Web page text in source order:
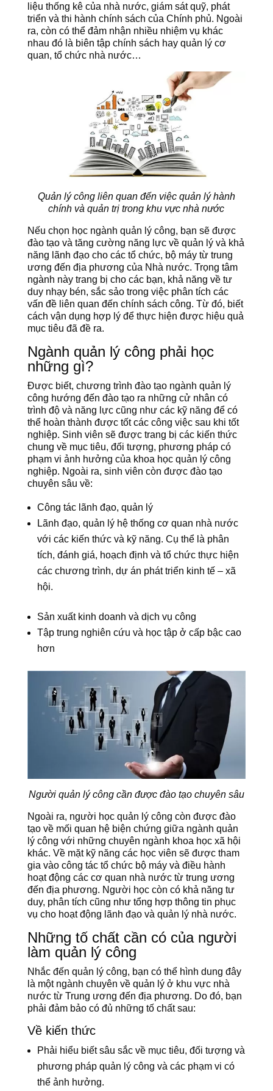
liệu thống kê của nhà nước, giám sát quỹ, phát
triển và thi hành chính sách của Chính phủ. Ngoài
ra, còn có thể đảm nhận nhiều nhiệm vụ khác
nhau đó là biên tập chính sách hay quản lý cơ
quan, tổ chức nhà nước…
Quản lý công liên quan đến việc quản lý hành
chính và quản trị trong khu vực nhà nước
Nếu chọn học ngành quản lý công, bạn sẽ được
đào tạo và tăng cường năng lực về quản lý và khả
năng lãnh đạo cho các tổ chức, bộ máy từ trung
ương đến địa phương của Nhà nước. Trọng tâm
ngành này trang bị cho các bạn, khả năng về tư
duy nhạy bén, sắc sảo trong việc phân tích các
vấn đề liên quan đến chính sách công. Từ đó, biết
cách vận dụng hợp lý để thực hiện được hiệu quả
mục tiêu đã đề ra.
Ngành quản lý công phải học
những gì?
Được biết, chương trình đào tạo ngành quản lý
công hướng đến đào tạo ra những cử nhân có
trình độ và năng lực cũng như các kỹ năng để có
thể hoàn thành được tốt các công việc sau khi tốt
nghiệp. Sinh viên sẽ được trang bị các kiến thức
chung về mục tiêu, đối tượng, phương pháp có
phạm vi ảnh hưởng của khoa học quản lý công
nghiệp. Ngoài ra, sinh viên còn được đào tạo
chuyên sâu về:
Công tác lãnh đạo, quản lý
Lãnh đạo, quản lý hệ thống cơ quan nhà nước
với các kiến thức và kỹ năng. Cụ thể là phân
tích, đánh giá, hoạch định và tổ chức thực hiện
các chương trình, dự án phát triển kinh tế – xã
hội.
Sản xuất kinh doanh và dịch vụ công
Tập trung nghiên cứu và học tập ở cấp bậc cao
hơn
Người quản lý công cần được đào tạo chuyên sâu
Ngoài ra, người học quản lý công còn được đào
tạo về mối quan hệ biện chứng giữa ngành quản
lý công với những chuyên ngành khoa học xã hội
khác. Về mặt kỹ năng các học viên sẽ được tham
gia vào công tác tổ chức bộ máy và điều hành
hoạt động các cơ quan nhà nước từ trung ương
đến địa phương. Người học còn có khả năng tư
duy, phân tích cũng như tổng hợp thông tin phục
vụ cho hoạt động lãnh đạo và quản lý nhà nước.
Những tố chất cần có của người
làm quản lý công
Nhắc đến quản lý công, bạn có thể hình dung đây
là một ngành chuyên về quản lý ở khu vực nhà
nước từ Trung ương đến địa phương. Do đó, bạn
phải đảm bảo có đủ những tố chất sau:
Về kiến thức
Phải hiểu biết sâu sắc về mục tiêu, đối tượng và
phương pháp quản lý công và các phạm vi có
thể ảnh hưởng.